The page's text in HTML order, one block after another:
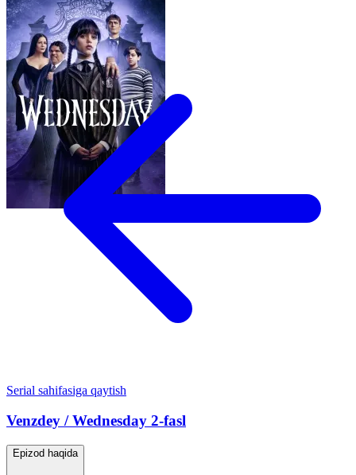
Serial sahifasiga qaytish
Venzdey / Wednesday 2-fasl
Epizod haqida